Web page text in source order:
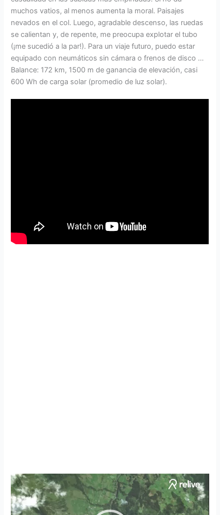
muchos vatios, al menos aumenta la moral. Paisajes
nevados en el col. Luego, agradable descenso, las ruedas
se calientan y, de repente, me preocupa explotar el tubo
(¡me sucedió a la par!). Para un viaje futuro, puedo estar
equipado con neumáticos sin cámara o frenos de disco …
Balance: 172 km, 1500 m de ganancia de elevación, casi
600 Wh de carga solar (promedio de luz solar).
Reproductor
de
vídeo